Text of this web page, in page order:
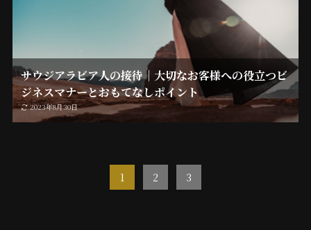
サウジアラビア人の接待｜大切なお客様への役立つビ
ジネスマナーとおもてなしポイント
2023年8月30日
1 2 3